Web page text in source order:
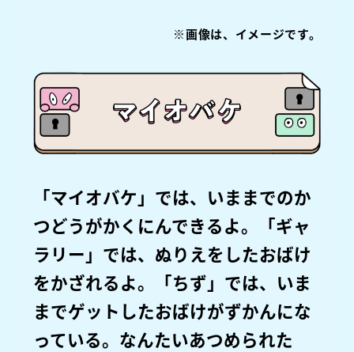
※画像は、イメージです。
「マイオバケ」では、いままでのか
つどうがかくにんできるよ。「ギャ
ラリー」では、ぬりえをしたおばけ
をかざれるよ。「ちず」では、いま
までゲットしたおばけがずかんにな
っている。なんたいあつめられた